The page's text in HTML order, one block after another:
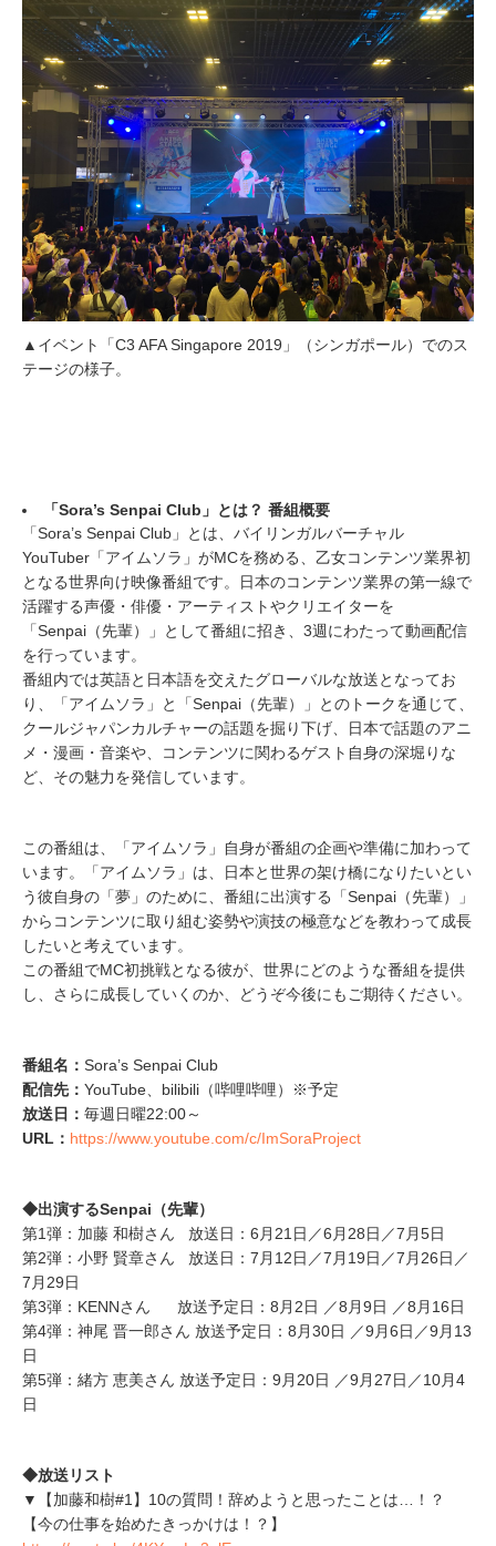
▲イベント「C3 AFA Singapore 2019」（シンガポール）でのス
テージの様子。
「Sora’s Senpai Club」とは？ 番組概要
「Sora’s Senpai Club」とは、バイリンガルバーチャル
YouTuber「アイムソラ」がMCを務める、乙女コンテンツ業界初
となる世界向け映像番組です。日本のコンテンツ業界の第一線で
活躍する声優・俳優・アーティストやクリエイターを
「Senpai（先輩）」として番組に招き、3週にわたって動画配信
を行っています。
番組内では英語と日本語を交えたグローバルな放送となってお
り、「アイムソラ」と「Senpai（先輩）」とのトークを通じて、
クールジャパンカルチャーの話題を掘り下げ、日本で話題のアニ
メ・漫画・音楽や、コンテンツに関わるゲスト自身の深堀りな
ど、その魅力を発信しています。
この番組は、「アイムソラ」自身が番組の企画や準備に加わって
います。「アイムソラ」は、日本と世界の架け橋になりたいとい
う彼自身の「夢」のために、番組に出演する「Senpai（先輩）」
からコンテンツに取り組む姿勢や演技の極意などを教わって成長
したいと考えています。
この番組でMC初挑戦となる彼が、世界にどのような番組を提供
し、さらに成長していくのか、どうぞ今後にもご期待ください。
番組名： Sora’s Senpai Club
配信先： YouTube、bilibili（哔哩哔哩）※予定
放送日： 毎週日曜22:00～
URL： https://www.youtube.com/c/ImSoraProject
◆出演するSenpai（先輩）
第1弾：加藤 和樹さん 放送日：6月21日／6月28日／7月5日
第2弾：小野 賢章さん 放送日：7月12日／7月19日／7月26日／
7月29日
第3弾：KENNさん 放送予定日：8月2日 ／8月9日 ／8月16日
第4弾：神尾 晋一郎さん 放送予定日：8月30日 ／9月6日／9月13
日
第5弾：緒方 恵美さん 放送予定日：9月20日 ／9月27日／10月4
日
◆放送リスト
▼【加藤和樹#1】10の質問！辞めようと思ったことは…！？
【今の仕事を始めたきっかけは！？】